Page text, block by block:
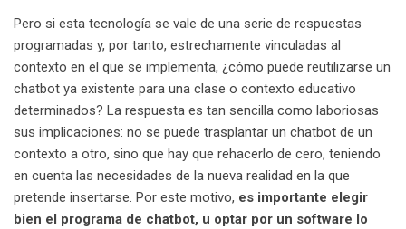
Pero si esta tecnología se vale de una serie de respuestas
programadas y, por tanto, estrechamente vinculadas al
contexto en el que se implementa, ¿cómo puede reutilizarse un
chatbot ya existente para una clase o contexto educativo
determinados? La respuesta es tan sencilla como laboriosas
sus implicaciones: no se puede trasplantar un chatbot de un
contexto a otro, sino que hay que rehacerlo de cero, teniendo
en cuenta las necesidades de la nueva realidad en la que
pretende insertarse. Por este motivo, es importante elegir
bien el programa de chatbot, u optar por un software lo